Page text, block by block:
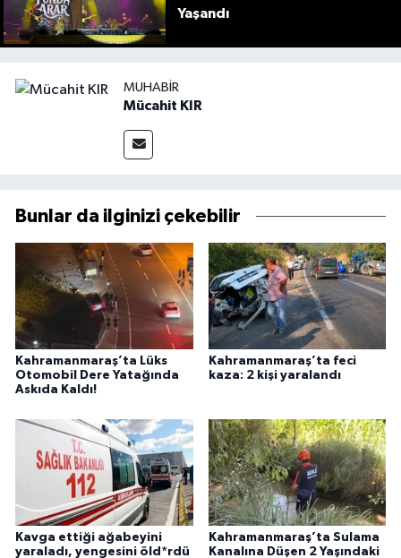
Yaşandı
MUHABIR
Mücahit KIR
Bunlar da ilginizi çekebilir
Kahramanmaraş’ta Lüks
Otomobil Dere Yatağında
Askıda Kaldı!
Kahramanmaraş’ta feci
kaza: 2 kişi yaralandı
Kavga ettiği ağabeyini
yaraladı, yengesini öld*rdü
Kahramanmaraş’ta Sulama
Kanalına Düşen 2 Yaşındaki